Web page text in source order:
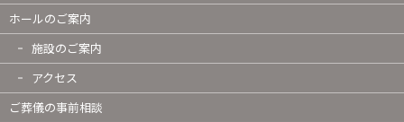
ホールのご案内
施設のご案内
アクセス
ご葬儀の事前相談